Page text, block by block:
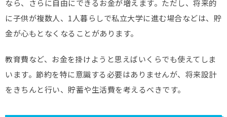
なら、さらに自由にできるお金が増えます。ただし、将来的
に子供が複数人、1人暮らしで私立大学に進む場合などは、貯
金が心もとなくなることがあります。
教育費など、お金を掛けようと思えばいくらでも使えてしま
います。節約を特に意識する必要はありませんが、将来設計
をきちんと行い、貯蓄や生活費を考えるべきです。